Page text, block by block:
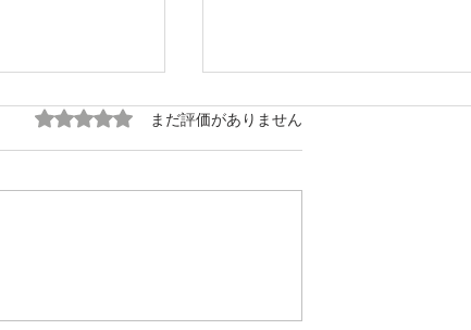
5つ星のうち0と評価されています。
まだ評価がありません